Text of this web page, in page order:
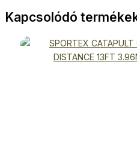
Kapcsolódó